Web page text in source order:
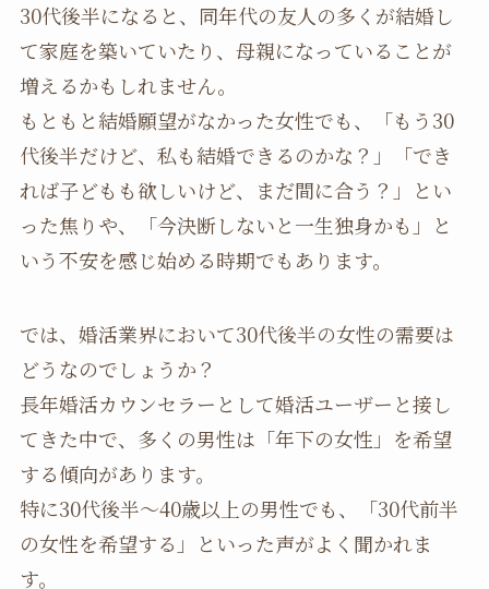
30代後半になると、同年代の友人の多くが結婚し
て家庭を築いていたり、母親になっていることが
増えるかもしれません。
もともと結婚願望がなかった女性でも、「もう30
代後半だけど、私も結婚できるのかな？」「でき
れば子どもも欲しいけど、まだ間に合う？」とい
った焦りや、「今決断しないと一生独身かも」と
いう不安を感じ始める時期でもあります。
では、婚活業界において30代後半の女性の需要は
どうなのでしょうか？
長年婚活カウンセラーとして婚活ユーザーと接し
てきた中で、多くの男性は「年下の女性」を希望
する傾向があります。
特に30代後半～40歳以上の男性でも、「30代前半
の女性を希望する」といった声がよく聞かれま
す。